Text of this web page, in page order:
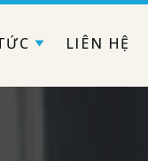
LIÊN HỆ